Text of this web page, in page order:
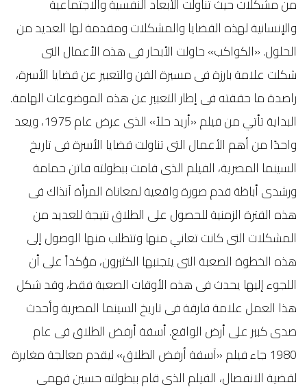
من مشكلات حيث تناولت الأبعاد النفسية والاجتماعية
والإنسانية لهذه القضايا والمشكلات ومقدمة لها العديد من
الحلول. «الكواكب» حاولت الأبحار فى هذه الأعمال التى
شكلت علامة بارزة فى مسيرة الفن والتعبير عن قضايا الأسرة،
راصدة ما حققته فى إطار التعبير عن هذه الموضوعات الهامة.
البداية تأتي من فيلم «أريد حلاً» الذى عرض عام 1975، ويعد
واحدًا من أهم الأعمال التى تناولت قضايا الأسرة فى تاريخ
السينما المصرية، الفيلم الذى قامت ببطولته فاتن حمامة
ورشدى أباظة قدم صورة واقعية لمعاناة المرأة آنذاك فى
هذه الفترة الزمنية للحصول على الطلاق نتيجة للعديد من
المشكلات التى كانت تعاني منها وتتطلب منها الوصول إلى
هذه الخطوة الصعبة التى يتجنبها الكثيرون، مؤكداً على أن
اللجوء إليها يحدث فى هذه الأوقات الصعبة فقط، وقد شكل
هذا العمل علامة فارقة فى تاريخ السينما المصرية وأحدث
صدى كبير على أرض الواقع. أسفة أرفض الطلاق فى عام
1980 جاء فيلم «آسفة أرفض الطلاق» ليقدم معالجة مغايرة
لقضية الانفصال، الفيلم الذى قام ببطولته حسين فهمى